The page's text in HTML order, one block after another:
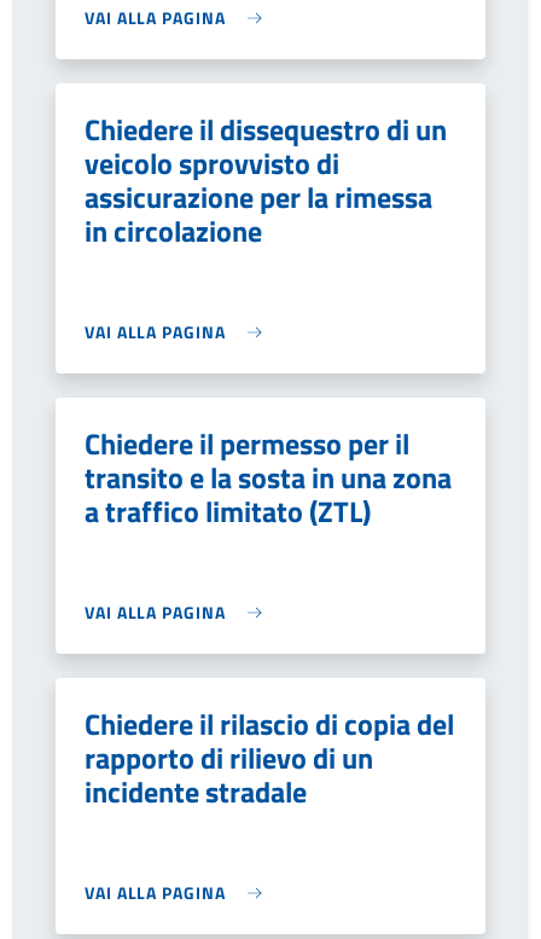
VAI ALLA PAGINA
Chiedere il dissequestro di un
veicolo sprovvisto di
assicurazione per la rimessa
in circolazione
VAI ALLA PAGINA
Chiedere il permesso per il
transito e la sosta in una zona
a traffico limitato (ZTL)
VAI ALLA PAGINA
Chiedere il rilascio di copia del
rapporto di rilievo di un
incidente stradale
VAI ALLA PAGINA